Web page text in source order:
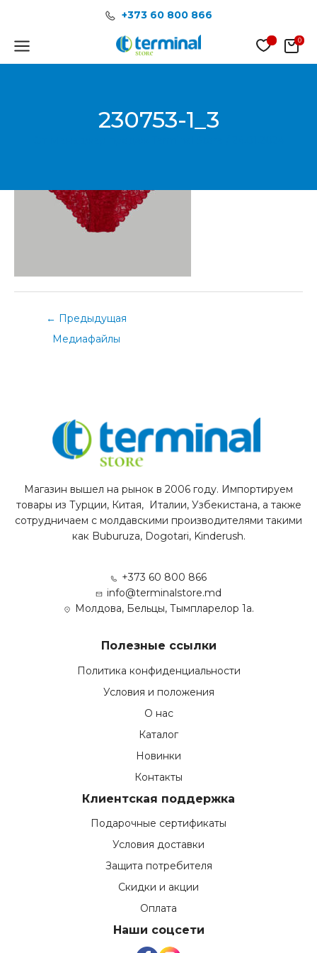
содержимому
+373 60 800 866
Main
Menu
230753-1_3
← Предыдущая
Медиафайлы
Магазин вышел на рынок в 2006 году. Импортируем
товары из Турции, Китая, Италии, Узбекистана, а также
сотрудничаем с молдавскими производителями такими
как Buburuza, Dogotari, Kinderush.
+373 60 800 866
info@terminalstore.md
Молдова, Бельцы, Тымпларелор 1а.
Полезные ссылки
Политика конфиденциальности
Условия и положения
О нас
Каталог
Новинки
Контакты
Клиентская поддержка
Подарочные сертификаты
Условия доставки
Защита потребителя
Скидки и акции
Оплата
Наши соцсети